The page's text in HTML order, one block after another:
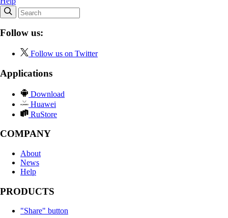
Follow us:
Follow us on Twitter
Applications
Download
Huawei
RuStore
COMPANY
About
News
Help
PRODUCTS
"Share" button